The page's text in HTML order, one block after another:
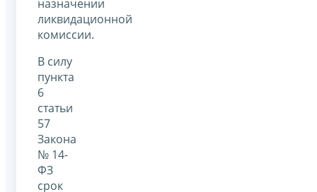
назначении
ликвидационной
комиссии.
В силу
пункта
6
статьи
57
Закона
№ 14-
ФЗ
срок